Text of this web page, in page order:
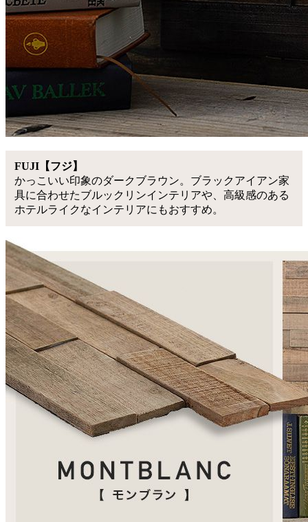
FUJI【フジ】
かっこいい印象のダークブラウン。ブラックアイアン家
具に合わせたブルックリンインテリアや、高級感のある
ホテルライクなインテリアにもおすすめ。